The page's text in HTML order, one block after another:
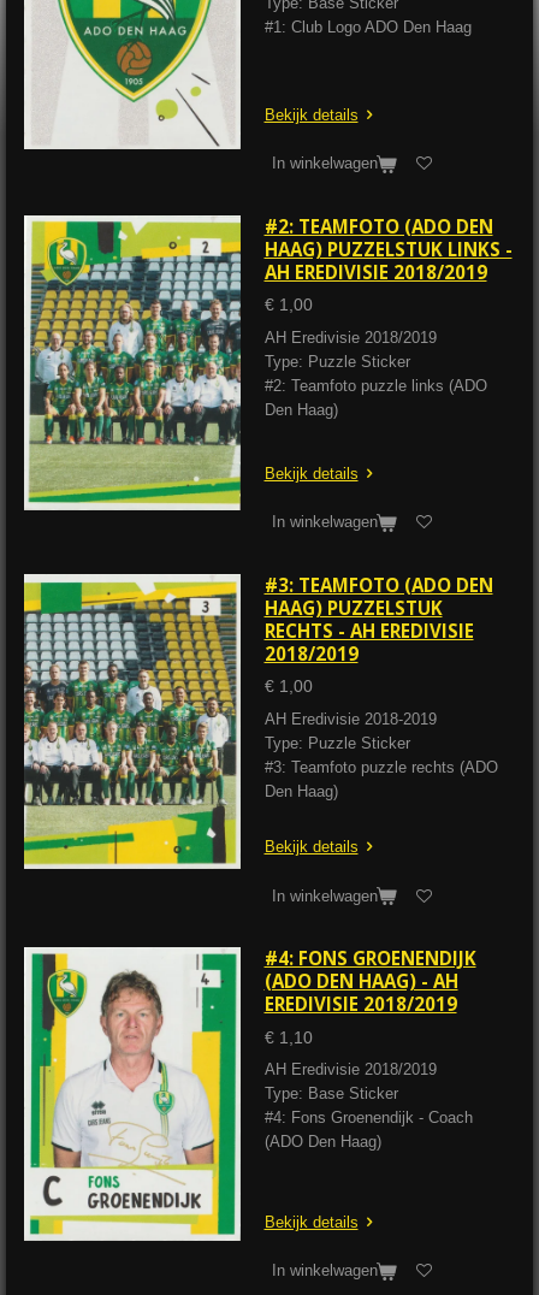
#1: Club Logo ADO Den Haag
Bekijk details
In winkelwagen
#2: TEAMFOTO (ADO DEN
HAAG) PUZZELSTUK LINKS -
AH EREDIVISIE 2018/2019
€ 1,00
AH Eredivisie 2018/2019
Type: Puzzle Sticker
#2: Teamfoto puzzle links (ADO
Den Haag)
Bekijk details
In winkelwagen
#3: TEAMFOTO (ADO DEN
HAAG) PUZZELSTUK
RECHTS - AH EREDIVISIE
2018/2019
€ 1,00
AH Eredivisie 2018-2019
Type: Puzzle Sticker
#3: Teamfoto puzzle rechts (ADO
Den Haag)
Bekijk details
In winkelwagen
#4: FONS GROENENDIJK
(ADO DEN HAAG) - AH
EREDIVISIE 2018/2019
€ 1,10
AH Eredivisie 2018/2019
Type: Base Sticker
#4: Fons Groenendijk - Coach
(ADO Den Haag)
Bekijk details
In winkelwagen